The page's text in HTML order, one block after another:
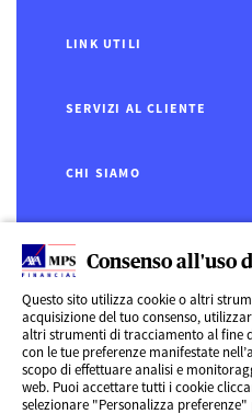
Consenso all'uso
Questo sito utilizza cookie o altri
acquisizione del tuo consenso,
altri strumenti di tracciamento al fine
con le tue preferenze manifestate
scopo di effettuare analisi e
web. Puoi accettare tutti i cookie
selezionare "Personalizza
LINK UTILI
SERVIZI AL CLIENTE
CHI SIAMO
Rivedi le tue
Cookie
AXA MPS Financial DAC -